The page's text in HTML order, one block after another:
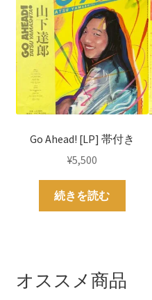
Go Ahead! [LP] 帯付き
¥5,500
続きを読む
オススメ商品